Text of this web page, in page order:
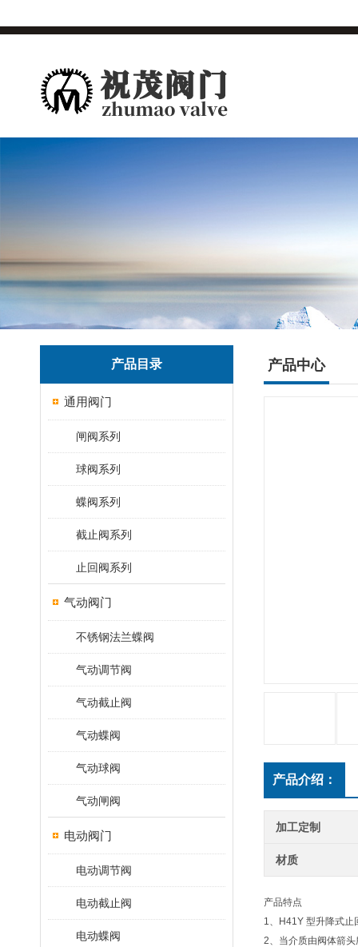
产品目录
通用阀门
闸阀系列
球阀系列
蝶阀系列
截止阀系列
止回阀系列
气动阀门
不锈钢法兰蝶阀
气动调节阀
气动截止阀
气动蝶阀
气动球阀
气动闸阀
电动阀门
电动调节阀
电动截止阀
电动蝶阀
产品中心
产品介绍：
加工定制
材质
产品特点
1、H41Y 型升降式止
2、当介质由阀体箭